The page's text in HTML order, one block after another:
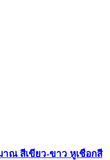
ณ สีเขียว-ขาว หูเชือกสี